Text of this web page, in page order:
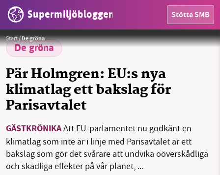
Supermiljöbloggen Stötta SMB
HEM
OMRÅDEN
MILJÖFAKTA
OM OSS
Sök Sparade inlägg Tipsa oss
Facebook Instagram
Start/De gröna
De gröna
Pär Holmgren: EU:s nya
klimatlag ett bakslag för
Parisavtalet
GÄSTKRÖNIKAAtt EU-parlamentet nu godkänt en
klimatlag som inte är i linje med Parisavtalet är ett
bakslag som gör det svårare att undvika oöverskådliga
och skadliga effekter på vår planet, ...
Foto: Miljöpartiet